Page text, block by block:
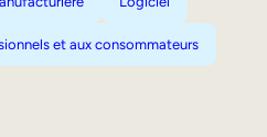
et aux consommateurs